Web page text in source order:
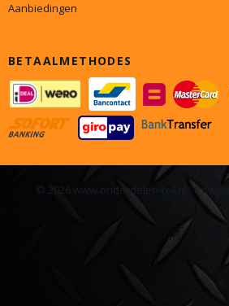
Aanbiedingen
BETAALMETHODES
© 2026 www.onderdelen4x4.nl -